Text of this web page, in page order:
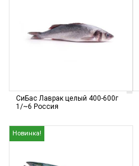
СиБас Лаврак целый 400-600г
1/~6 Россия
Новинка!